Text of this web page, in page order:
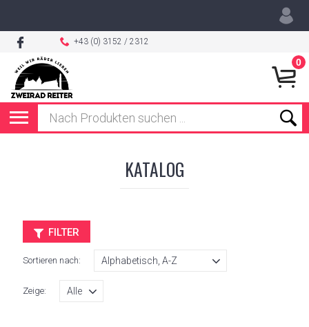
+43 (0) 3152 / 2312
0
KATALOG
FILTER
Sortieren nach:
Zeige: